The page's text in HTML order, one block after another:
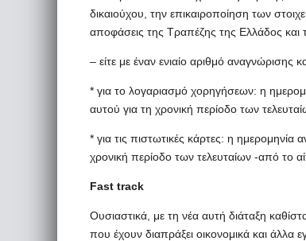
δικαιούχου, την επικαιροποίηση των
αποφάσεις της Τραπέζης της Ελλάδος και
– είτε με έναν ενιαίο αριθμό αναγνώρισης
* για το λογαριασμό χορηγήσεων: η
αυτού για τη χρονική περίοδο των
* για τις πιστωτικές κάρτες: η ημερομηνία
χρονική περίοδο των τελευταίων -από το
Fast track
Ουσιαστικά, με τη νέα αυτή διάταξη
που έχουν διαπράξει οικονομικά και άλλα